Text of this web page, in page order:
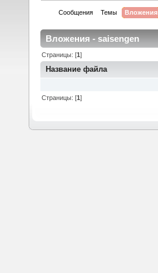
Сообщения Темы Вложения
Вложения - saisengen
Страницы: [1]
Название файла
Страницы: [1]